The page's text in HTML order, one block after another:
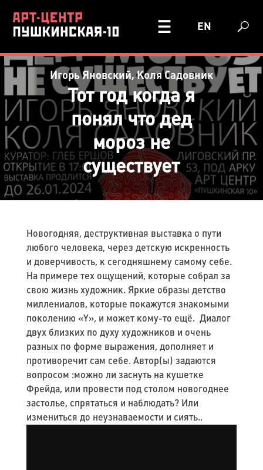
EN
Игорь Яновский, Коля Садовник
Тот год когда я
понял что дед
мороз не
существует
Новогодняя, деструктивная выставка о пути
любого человека, через детскую искренность
и доверчивость, к сегодняшнему самому себе.
На примере тех ощущений, которые собрал за
свою жизнь художник. Яркие образы детство
миллениалов, которые покажутся знакомыми
поколению «Y», и может кому-то ещё. Диалог
двух близких по духу художников и очень
разных по форме выражения, дополняет и
противоречит сам себе. Автор(ы) задаются
вопросом :можно ли заснуть на кушетке
Фрейда, или провести под столом новогоднее
застолье, спрятаться и наблюдать? Или
измениться до неузнаваемости и сиять..